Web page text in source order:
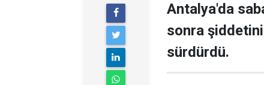
Antalya'da
sonra
sürdürdü.